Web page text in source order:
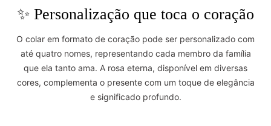
✨ Personalização que toca o coração
O colar em formato de coração pode ser personalizado com
até quatro nomes, representando cada membro da família
que ela tanto ama. A rosa eterna, disponível em diversas
cores, complementa o presente com um toque de elegância
e significado profundo.